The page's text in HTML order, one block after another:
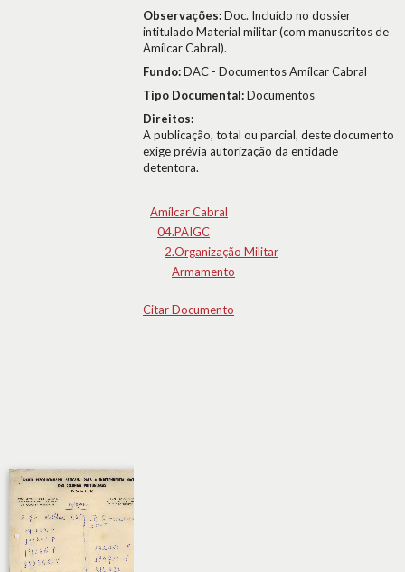
Observações:Doc. Incluído no dossier
intitulado Material militar (com manuscritos de
Amílcar Cabral).
Fundo:DAC - Documentos Amílcar Cabral
Tipo Documental:Documentos
Direitos:
A publicação, total ou parcial, deste documento
exige prévia autorização da entidade
detentora.
Amílcar Cabral
04.PAIGC
2.Organização Militar
Armamento
Citar Documento